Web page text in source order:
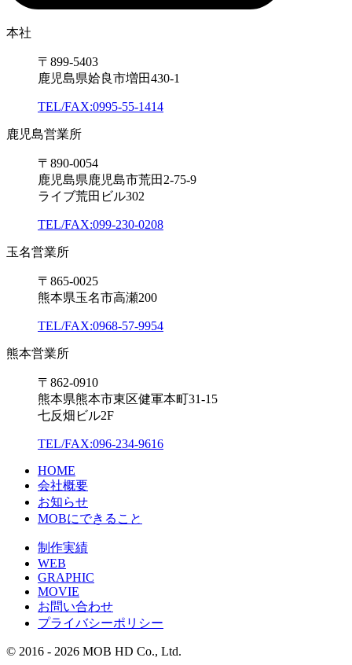
本社
〒899-5403
鹿児島県姶良市増田430-1
TEL/FAX:0995-55-1414
鹿児島営業所
〒890-0054
鹿児島県鹿児島市荒田2-75-9
ライブ荒田ビル302
TEL/FAX:099-230-0208
玉名営業所
〒865-0025
熊本県玉名市高瀬200
TEL/FAX:0968-57-9954
熊本営業所
〒862-0910
熊本県熊本市東区健軍本町31-15
七反畑ビル2F
TEL/FAX:096-234-9616
HOME
会社概要
お知らせ
MOBにできること
制作実績
WEB
GRAPHIC
MOVIE
お問い合わせ
プライバシーポリシー
© 2016 - 2026 MOB HD Co., Ltd.